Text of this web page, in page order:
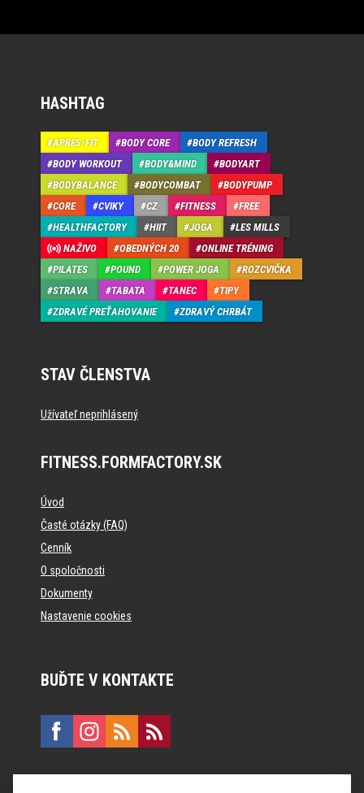
HASHTAG
APRÉS-FIT BODY CORE
BODY REFRESH
BODY WORKOUT
BODY&MIND
BODYART
BODYBALANCE
BODYCOMBAT
BODYPUMP
CORE
CVIKY CZ FITNESS
FREE
HEALTHFACTORY
HIIT JOGA
LES MILLS
NAŽIVO
OBEDNÝCH 20
ONLINE TRÉNING
PILATES
POUND POWER JOGA
ROZCVIČKA
STRAVA
TABATA TANEC
TIPY
ZDRAVÉ PREŤAHOVANIE
ZDRAVÝ CHRBÁT
STAV ČLENSTVA
Užívateľ neprihlásený
FITNESS.FORMFACTORY.SK
Úvod
Časté otázky (FAQ)
Cenník
O spoločnosti
Dokumenty
Nastavenie cookies
BUĎTE V KONTAKTE